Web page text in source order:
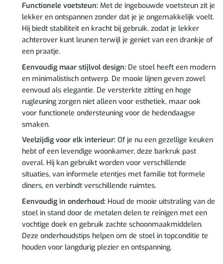
Functionele voetsteun:Met de ingebouwde voetsteun zit je
lekker en ontspannen zonder dat je je ongemakkelijk voelt.
Hij biedt stabiliteit en kracht bij gebruik, zodat je lekker
achterover kunt leunen terwijl je geniet van een drankje of
een praatje.
Eenvoudig maar stijlvol design:De stoel heeft een modern
en minimalistisch ontwerp. De mooie lijnen geven zowel
eenvoud als elegantie. De versterkte zitting en hoge
rugleuning zorgen niet alleen voor esthetiek, maar ook
voor functionele ondersteuning voor de hedendaagse
smaken.
Veelzijdig voor elk interieur:Of je nu een gezellige keuken
hebt of een levendige woonkamer, deze barkruk past
overal. Hij kan gebruikt worden voor verschillende
situaties, van informele etentjes met familie tot formele
diners, en verbindt verschillende ruimtes.
Eenvoudig in onderhoud:Houd de mooie uitstraling van de
stoel in stand door de metalen delen te reinigen met een
vochtige doek en gebruik zachte schoonmaakmiddelen.
Deze onderhoudstips helpen om de stoel in topconditie te
houden voor langdurig plezier en ontspanning.